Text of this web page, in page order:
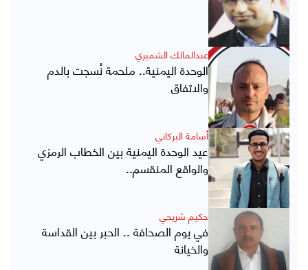
عبدالمالك الشميري
الوحدة اليمنية.. ملحمة نُسجت بالدم
والاتفاق
أسامة البركاني
عيد الوحدة اليمنية بين الخطاب الرمزي
والواقع المنقسم..
حكيم شريحي
في يوم الصحافة .. الحبر بين القداسة
والخيانة